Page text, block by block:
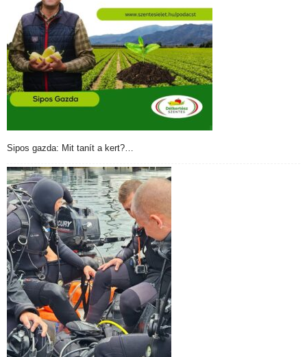
Sipos gazda: Mit tanít a kert?…